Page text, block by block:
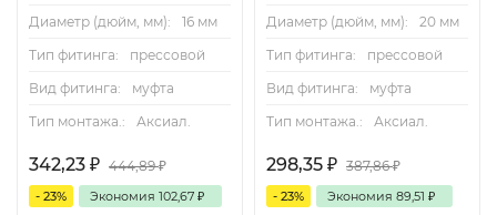
Диаметр (дюйм, мм):
16 мм
Тип фитинга:
прессовой
Вид фитинга:
муфта
Тип монтажа.:
Аксиал.
342,23 ₽ 444,89₽
- 23% Экономия 102,67 ₽
Диаметр (дюйм, мм):
20 мм
Тип фитинга:
прессовой
Вид фитинга:
муфта
Тип монтажа.:
Аксиал.
298,35 ₽ 387,86₽
- 23% Экономия 89,51 ₽